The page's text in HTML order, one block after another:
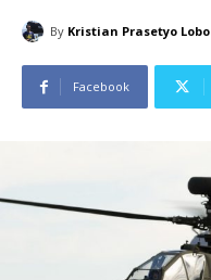
By Kristian Prasetyo Lobo
Facebook